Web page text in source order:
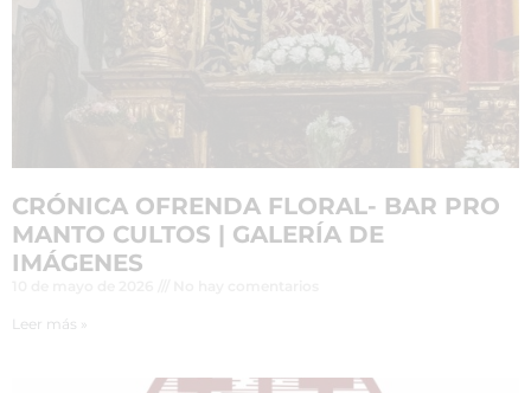
CRÓNICA OFRENDA FLORAL- BAR PRO
MANTO CULTOS | GALERÍA DE
IMÁGENES
Leer más »